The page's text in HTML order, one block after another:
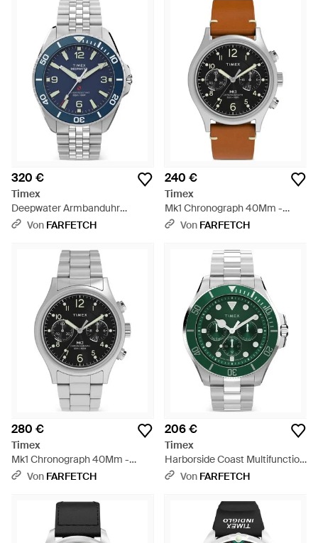
320 €
Timex
Deepwater Armbanduhr
40,5Mm - Blau
Von FARFETCH
240 €
Timex
Mk1 Chronograph 40Mm -
Schwarz
Von FARFETCH
280 €
Timex
Mk1 Chronograph 40Mm -
GrauVon FARFETCH
206 €
Timex
Harborside Coast Multifunction
Armbanduhr 43Mm - Grün
Von FARFETCH